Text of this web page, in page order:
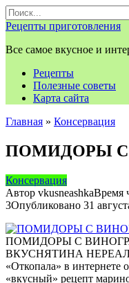
Перейти
к
контенту
Search
for:
Рецепты приготовления
Все самое вкусное и
Рецепты
Полезные советы
Карта сайта
Главная » Консервация
ПОМИДОРЫ С
Консервация
Автор vkusneashkaВремя
3Опубликовано 31
ПОМИДОРЫ С
ВКУСНЯТИНА
«Откопала» в интернете
«вкусный» рецепт